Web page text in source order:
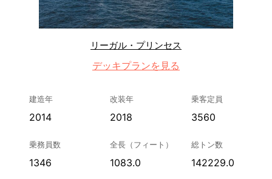
リーガル・プリンセス
デッキプランを見る
建造年
2014
改装年
2018
乗客定員
3560
乗務員数
1346
全長（フィート）
1083.0
総トン数
142229.0